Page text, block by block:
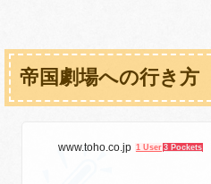
帝国劇場への行き方
www.toho.co.jp 1 User 3 Pockets